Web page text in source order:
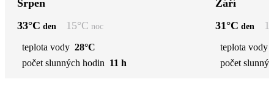
Srpen
33°C den 15°C noc
teplota vody 28°C
počet slunných hodin 11 h
Září
31°C den
teplota vody
počet